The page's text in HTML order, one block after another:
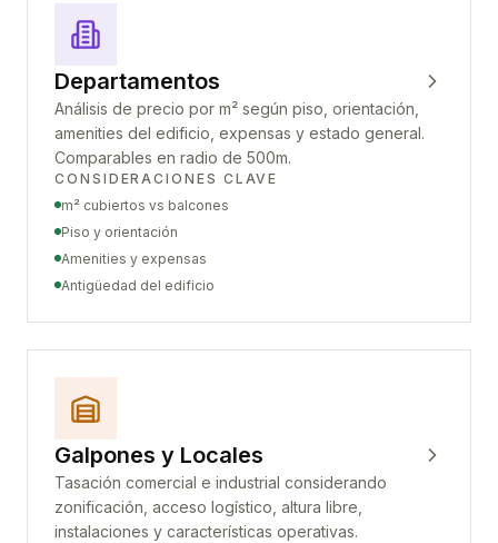
Departamentos
Análisis de precio por m² según piso, orientación,
amenities del edificio, expensas y estado general.
Comparables en radio de 500m.
CONSIDERACIONES CLAVE
m² cubiertos vs balcones
Piso y orientación
Amenities y expensas
Antigüedad del edificio
Galpones y Locales
Tasación comercial e industrial considerando
zonificación, acceso logístico, altura libre,
instalaciones y características operativas.